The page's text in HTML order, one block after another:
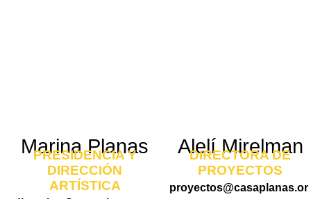
Marina Planas
PRESIDENCIA Y
DIRECCIÓN
ARTÍSTICA
Alelí Mirelman
DIRECTORA DE
PROYECTOS
proyectos@casaplanas.or